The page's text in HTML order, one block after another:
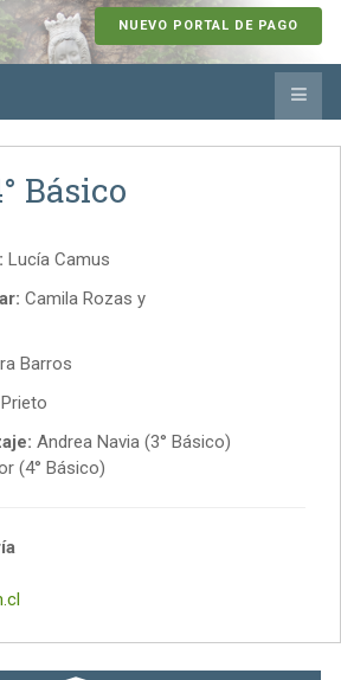
NUEVO PORTAL DE PAGO
Básico
Lucía Camus
Camila Rozas y
Barros
Andrea Navia (3° Básico)
(4° Básico)